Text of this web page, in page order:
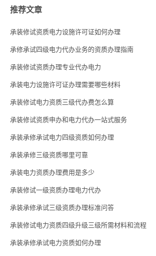
推荐文章
承装修试资质电力设施许可证如何办理
承修承试四级电力代办业务的资质办理指南
承装修试资质办理专业代办电力
承装电力设施许可证办理需要哪些材料
承装修试电力资质三级代办费怎么算
承装修试资质申办和电力代办一站式服务
承装承修承试电力四级资质如何办理
承装承修三级资质哪里可靠
承装电力资质办理费用是多少
承装修试一级资质办理电力代办
承装承修承试三级资质办理标准问答
承装修试电力资质四级升级三级所需材料和流程
承装承修承试电力资质如何办理